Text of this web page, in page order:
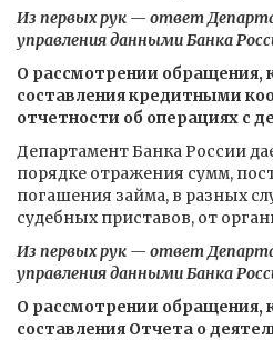
Из первых рук — ответ
управления данными Банка
О рассмотрении обращения,
составления кредитными
отчетности об операциях с
Департамент Банка России
порядке отражения сумм,
погашения займа, в разных
судебных приставов, от
Из первых рук — ответ
управления данными Банка
О рассмотрении обращения,
составления Отчета о